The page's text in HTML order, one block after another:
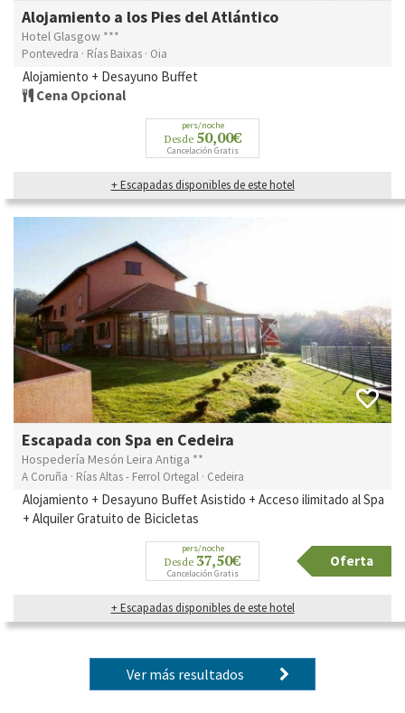
Alojamiento a los Pies del Atlántico
Hotel Glasgow ***
Pontevedra · Rías Baixas · Oia
Alojamiento + Desayuno Buffet
Cena Opcional
pers/noche
Desde 50,00€
Cancelación Gratis
+ Escapadas disponibles de este hotel
Escapada con Spa en Cedeira
Hospedería Mesón Leira Antiga **
A Coruña · Rías Altas - Ferrol Ortegal · Cedeira
Alojamiento + Desayuno Buffet Asistido + Acceso ilimitado al Spa
+ Alquiler Gratuito de Bicicletas
pers/noche
Desde 37,50€
Cancelación Gratis
Oferta
+ Escapadas disponibles de este hotel
Ver más resultados